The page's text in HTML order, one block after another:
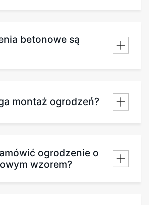
betonowe są
montaż ogrodzeń?
ogrodzenie o
wzorem?